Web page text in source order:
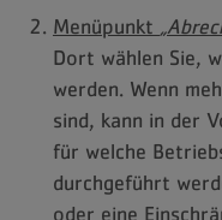
Menüpunkt
Dort wählen Sie,
werden. Wenn
sind, kann in der
für welche
durchgeführt
oder eine